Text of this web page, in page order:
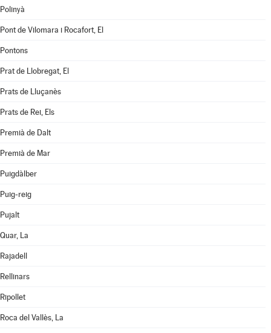
Polinyà
Pont de Vilomara i Rocafort, El
Pontons
Prat de Llobregat, El
Prats de Lluçanès
Prats de Rei, Els
Premià de Dalt
Premià de Mar
Puigdàlber
Puig-reig
Pujalt
Quar, La
Rajadell
Rellinars
Ripollet
Roca del Vallès, La